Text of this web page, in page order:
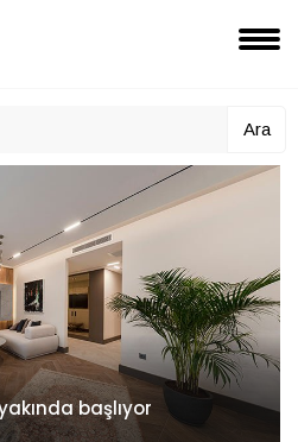
Ara
başlıyor